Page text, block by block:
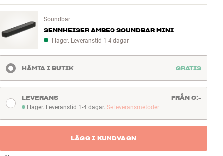
Soundbar
SENNHEISER AMBEO SOUNDBAR MINI
I lager. Leveranstid 1-4 dagar
HÄMTA I BUTIK GRATIS
I lager. Leveranstid 1-4 dagar
I lager. Leveranstid 1-4 dagar. Se leveransmetoder
LEVERANS FRÅN 0:-
LÄGG I KUNDVAGN